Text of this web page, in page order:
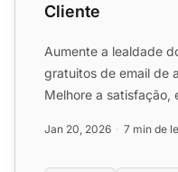
Cliente
Aumente a lealdade
gratuitos de email de
Melhore a satisfação,
Jan 20, 2026 7 min de